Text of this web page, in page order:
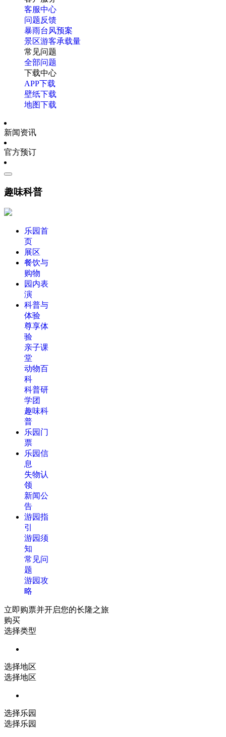
客服中心
问题反馈
暴雨台风预案
景区游客承载量
常见问题
全部问题
下载中心
APP下载
壁纸下载
地图下载
新闻资讯
官方预订
趣味科普
乐园首
页
展区
餐饮与
购物
园内表
演
科普与
体验
尊享体
验
亲子课
堂
动物百
科
科普研
学团
趣味科
普
乐园门
票
乐园信
息
失物认
领
新闻公
告
游园指
引
游园须
知
常见问
题
游园攻
略
立即购票并开启您的长隆之旅
购买
选择类型
选择地区
选择地区
选择乐园
选择乐园